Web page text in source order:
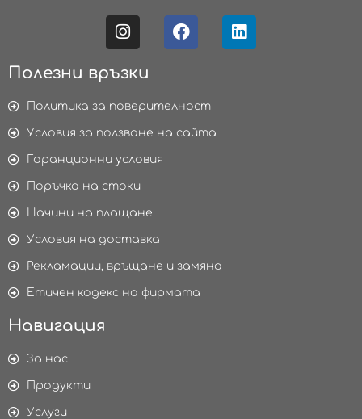
Полезни връзки
Политика за поверителност
Условия за ползване на сайта
Гаранционни условия
Поръчка на стоки
Начини на плащане
Условия на доставка
Рекламации, връщане и замяна
Етичен кодекс на фирмата
Навигация
За нас
Продукти
Услуги